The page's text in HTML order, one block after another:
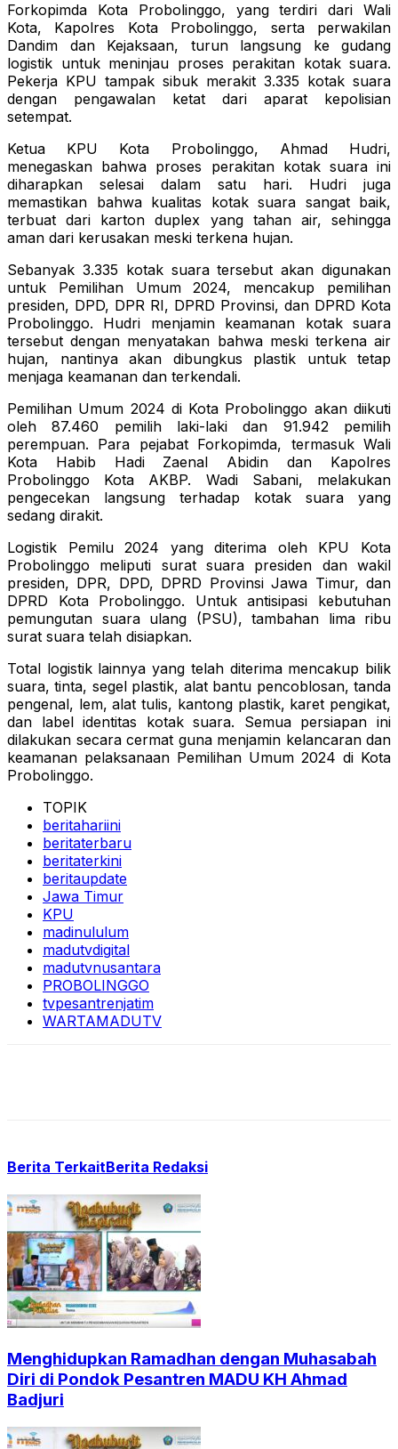
Forkopimda Kota Probolinggo, yang terdiri dari Wali
Kota, Kapolres Kota Probolinggo, serta perwakilan
Dandim dan Kejaksaan, turun langsung ke gudang
logistik untuk meninjau proses perakitan kotak suara.
Pekerja KPU tampak sibuk merakit 3.335 kotak suara
dengan pengawalan ketat dari aparat kepolisian
setempat.
Ketua KPU Kota Probolinggo, Ahmad Hudri,
menegaskan bahwa proses perakitan kotak suara ini
diharapkan selesai dalam satu hari. Hudri juga
memastikan bahwa kualitas kotak suara sangat baik,
terbuat dari karton duplex yang tahan air, sehingga
aman dari kerusakan meski terkena hujan.
Sebanyak 3.335 kotak suara tersebut akan digunakan
untuk Pemilihan Umum 2024, mencakup pemilihan
presiden, DPD, DPR RI, DPRD Provinsi, dan DPRD Kota
Probolinggo. Hudri menjamin keamanan kotak suara
tersebut dengan menyatakan bahwa meski terkena air
hujan, nantinya akan dibungkus plastik untuk tetap
menjaga keamanan dan terkendali.
Pemilihan Umum 2024 di Kota Probolinggo akan diikuti
oleh 87.460 pemilih laki-laki dan 91.942 pemilih
perempuan. Para pejabat Forkopimda, termasuk Wali
Kota Habib Hadi Zaenal Abidin dan Kapolres
Probolinggo Kota AKBP. Wadi Sabani, melakukan
pengecekan langsung terhadap kotak suara yang
sedang dirakit.
Logistik Pemilu 2024 yang diterima oleh KPU Kota
Probolinggo meliputi surat suara presiden dan wakil
presiden, DPR, DPD, DPRD Provinsi Jawa Timur, dan
DPRD Kota Probolinggo. Untuk antisipasi kebutuhan
pemungutan suara ulang (PSU), tambahan lima ribu
surat suara telah disiapkan.
Total logistik lainnya yang telah diterima mencakup bilik
suara, tinta, segel plastik, alat bantu pencoblosan, tanda
pengenal, lem, alat tulis, kantong plastik, karet pengikat,
dan label identitas kotak suara. Semua persiapan ini
dilakukan secara cermat guna menjamin kelancaran dan
keamanan pelaksanaan Pemilihan Umum 2024 di Kota
Probolinggo.
TOPIK
beritahariini
beritaterbaru
beritaterkini
beritaupdate
Jawa Timur
KPU
madinululum
madutvdigital
madutvnusantara
PROBOLINGGO
tvpesantrenjatim
WARTAMADUTV
Berita TerkaitBerita Redaksi
Menghidupkan Ramadhan dengan Muhasabah
Diri di Pondok Pesantren MADU KH Ahmad
Badjuri